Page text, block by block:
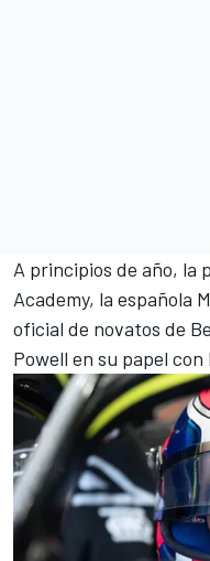
A principios de año, la
Academy, la española
oficial de novatos de
Powell en su papel con